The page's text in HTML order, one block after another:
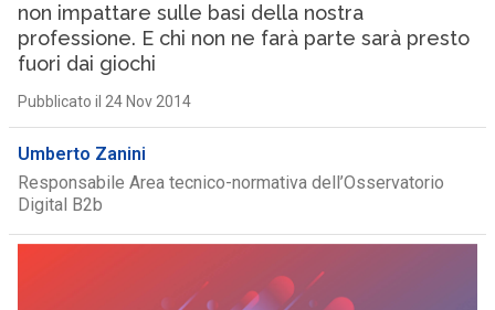
non impattare sulle basi della nostra
professione. E chi non ne farà parte sarà presto
fuori dai giochi
Pubblicato il 24 Nov 2014
Umberto Zanini
Responsabile Area tecnico-normativa dell’Osservatorio
Digital B2b